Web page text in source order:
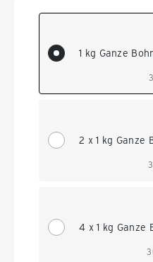
1 kg Ganze
2 x 1 kg Ganze
4 x 1 kg Ganze